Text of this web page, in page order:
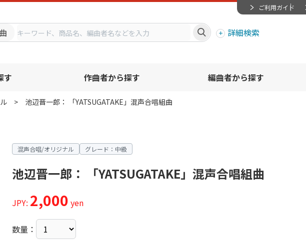
ご利用ガイド
詳細検索
す 作曲者から探す 編曲者から探す
池辺晋一郎： 「YATSUGATAKE」混声合唱組曲
混声合唱/オリジナル グレード：中級
池辺晋一郎： 「YATSUGATAKE」混声合唱組曲
JPY: 2,000 yen
数量：